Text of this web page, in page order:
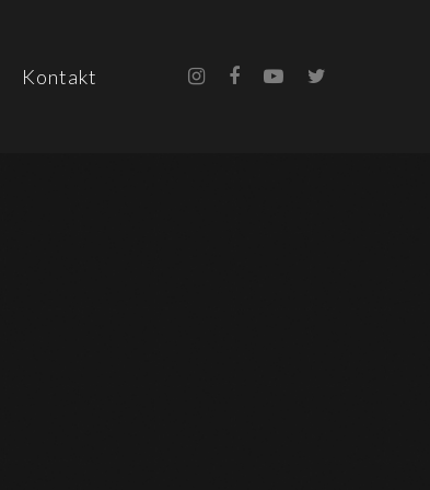
Kontakt